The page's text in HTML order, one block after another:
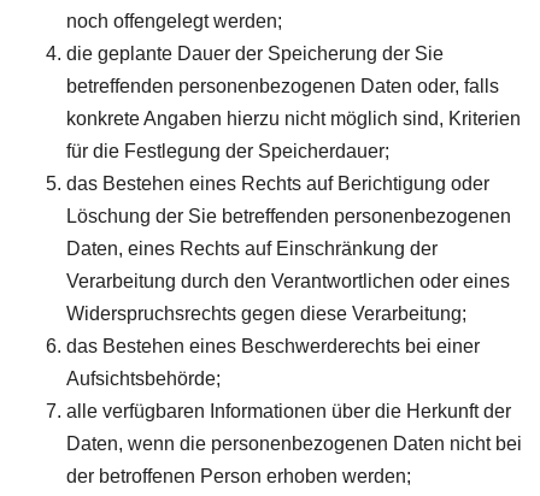
noch offengelegt werden;
die geplante Dauer der Speicherung der Sie
betreffenden personenbezogenen Daten oder, falls
konkrete Angaben hierzu nicht möglich sind, Kriterien
für die Festlegung der Speicherdauer;
das Bestehen eines Rechts auf Berichtigung oder
Löschung der Sie betreffenden personenbezogenen
Daten, eines Rechts auf Einschränkung der
Verarbeitung durch den Verantwortlichen oder eines
Widerspruchsrechts gegen diese Verarbeitung;
das Bestehen eines Beschwerderechts bei einer
Aufsichtsbehörde;
alle verfügbaren Informationen über die Herkunft der
Daten, wenn die personenbezogenen Daten nicht bei
der betroffenen Person erhoben werden;